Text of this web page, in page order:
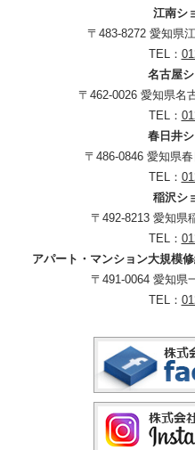
江南シ
〒483-8272 愛知県
TEL：
名古屋
〒462-0026 愛知県名
TEL：
春日井
〒486-0846 愛知県
TEL：
稲沢シ
〒492-8213 愛知県
TEL：
アパート・マンション大規模
〒491-0064 愛知県
TEL：